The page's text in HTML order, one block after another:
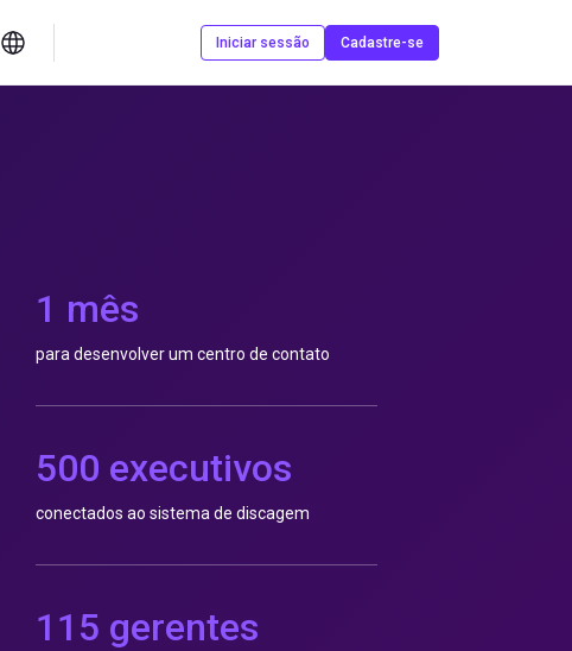
Iniciar sessão Cadastre-se
1 mês
para desenvolver um centro de contato
500 executivos
conectados ao sistema de discagem
115 gerentes